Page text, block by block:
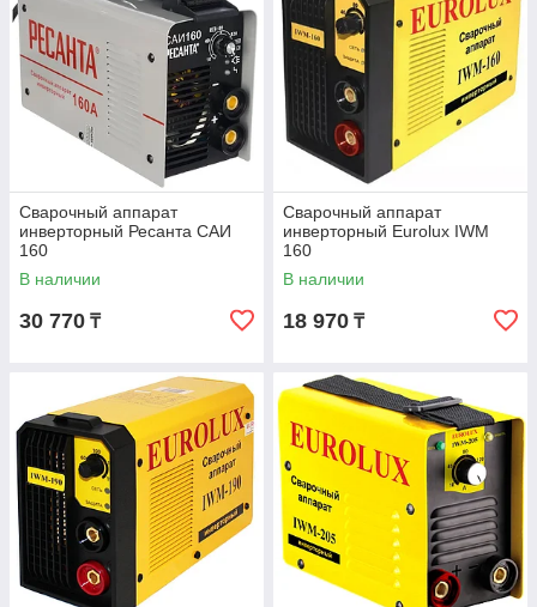
Сварочный аппарат
инверторный Ресанта САИ
160
В наличии
30 770 ₸
Сварочный аппарат
инверторный Eurolux IWM
160
В наличии
18 970 ₸